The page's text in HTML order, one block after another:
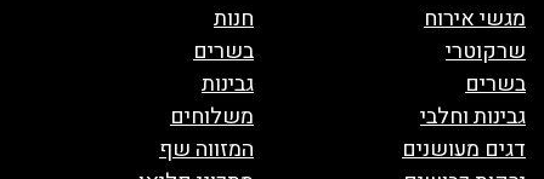
מגשי אירוח
שרקוטרי
בשרים
גבינות וחלבי
דגים מעושנים
חנות
בשרים
גבינות
משלוחים
המזווה שף